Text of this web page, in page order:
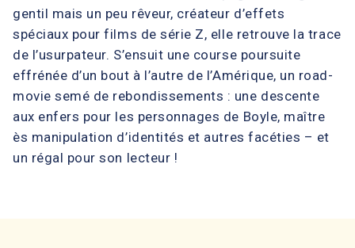
gentil mais un peu rêveur, créateur d’effets
spéciaux pour films de série Z, elle retrouve la trace
de l’usurpateur. S’ensuit une course poursuite
effrénée d’un bout à l’autre de l’Amérique, un road-
movie semé de rebondissements : une descente
aux enfers pour les personnages de Boyle, maître
ès manipulation d’identités et autres facéties – et
un régal pour son lecteur !